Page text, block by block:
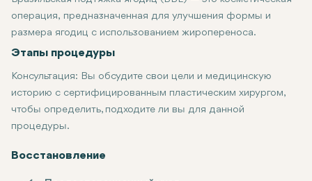
операция, предназначенная для улучшения формы и
размера ягодиц с использованием жиропереноса.
Этапы процедуры
Консультация: Вы обсудите свои цели и медицинскую
историю с сертифицированным пластическим хирургом,
чтобы определить, подходите ли вы для данной
процедуры.
Анестезия: Операция обычно проводится под общей
Липосакция: Жир извлекается из определенных участков
Подготовка жира: Извлеченный жир обрабатывается, чтобы
Пересадка: Очищенный жир вводится в определенные
Закрытие разрезов
Восстановление